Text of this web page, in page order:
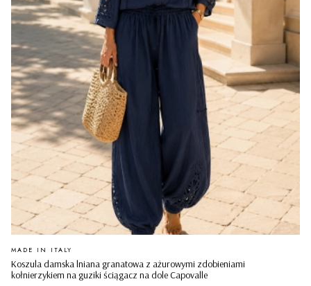
Koszula damska lniana granatowa z ażurowymi zdobieniami
kołnierzykiem na guziki ściągacz na dole Capovalle
PRODUCENT
MADE IN ITALY